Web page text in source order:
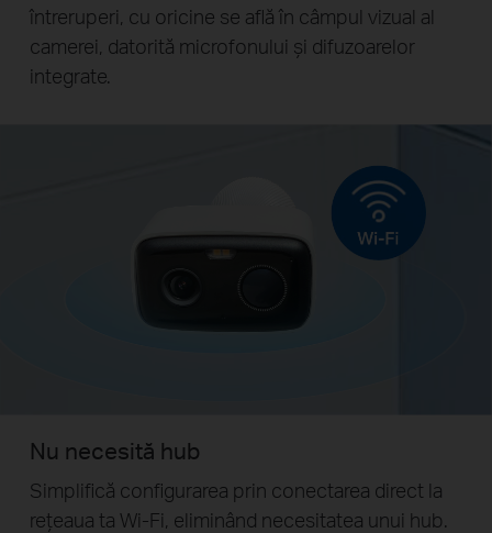
întreruperi, cu oricine se află în câmpul vizual al
camerei, datorită microfonului și difuzoarelor
integrate.
Nu necesită hub
Simplifică configurarea prin conectarea direct la
rețeaua ta Wi-Fi, eliminând necesitatea unui hub.